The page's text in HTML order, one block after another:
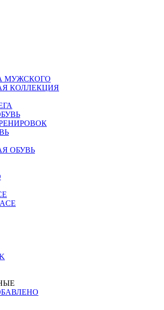
МУЖСКОГО
КОЛЛЕКЦИЯ
ОБУВЬ